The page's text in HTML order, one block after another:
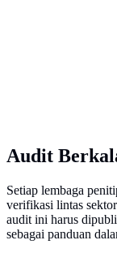
Audit
Setiap lembaga
verifikasi lintas
audit ini harus
sebagai panduan